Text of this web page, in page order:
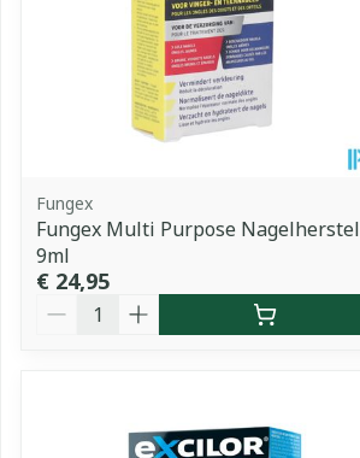
Fungex
Fungex Multi Purpose Nagelherstel
9ml
€ 24,95
Aantal